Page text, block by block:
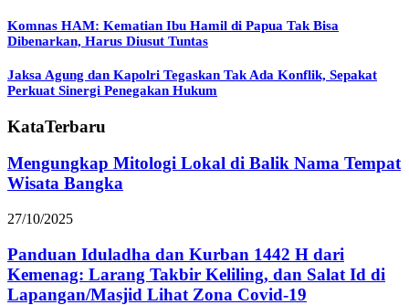
Komnas HAM: Kematian Ibu Hamil di Papua Tak Bisa
Dibenarkan, Harus Diusut Tuntas
Jaksa Agung dan Kapolri Tegaskan Tak Ada Konflik, Sepakat
Perkuat Sinergi Penegakan Hukum
KataTerbaru
Mengungkap Mitologi Lokal di Balik Nama Tempat
Wisata Bangka
27/10/2025
Panduan Iduladha dan Kurban 1442 H dari
Kemenag: Larang Takbir Keliling, dan Salat Id di
Lapangan/Masjid Lihat Zona Covid-19